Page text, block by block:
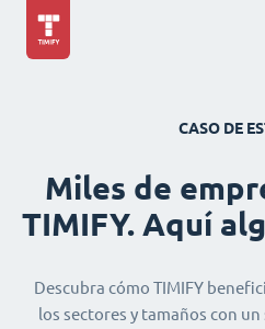
CASO DE
Miles de
TIMIFY. Aquí
Descubra cómo TIMIFY
los sectores y tamaños con